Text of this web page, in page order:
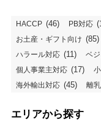
HACCP (46) PB対応
お土産・ギフト向け (85)
ハラール対応 (11) ベ
個人事業主対応 (17)
海外輸出対応 (45) 離
エリアから探す